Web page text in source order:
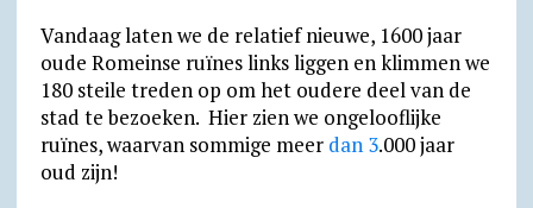
d
l
y
m
Vandaag laten we de relatief nieuwe, 1600 jaar
oude Romeinse ruïnes links liggen en klimmen we
180 steile treden op om het oudere deel van de
stad te bezoeken. Hier zien we onge­loof­lijke
ruïnes, waarvan sommige meer dan 3.000 jaar
oud zijn!